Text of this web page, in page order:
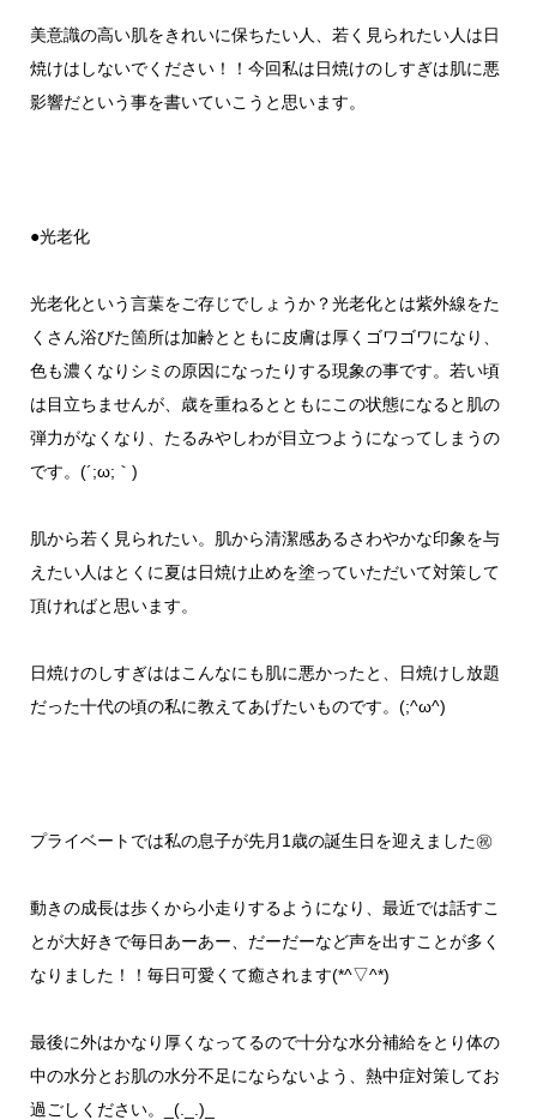
美意識の高い肌をきれいに保ちたい人、若く見られたい人は日
焼けはしないでください！！今回私は日焼けのしすぎは肌に悪
影響だという事を書いていこうと思います。
●光老化
光老化という言葉をご存じでしょうか？光老化とは紫外線をた
くさん浴びた箇所は加齢とともに皮膚は厚くゴワゴワになり、
色も濃くなりシミの原因になったりする現象の事です。若い頃
は目立ちませんが、歳を重ねるとともにこの状態になると肌の
弾力がなくなり、たるみやしわが目立つようになってしまうの
です。(´;ω;｀)
肌から若く見られたい。肌から清潔感あるさわやかな印象を与
えたい人はとくに夏は日焼け止めを塗っていただいて対策して
頂ければと思います。
日焼けのしすぎははこんなにも肌に悪かったと、日焼けし放題
だった十代の頃の私に教えてあげたいものです。(;^ω^)
プライベートでは私の息子が先月1歳の誕生日を迎えました㊗
動きの成長は歩くから小走りするようになり、最近では話すこ
とが大好きで毎日あーあー、だーだーなど声を出すことが多く
なりました！！毎日可愛くて癒されます(*^▽^*)
最後に外はかなり厚くなってるので十分な水分補給をとり体の
中の水分とお肌の水分不足にならないよう、熱中症対策してお
過ごしください。_(._.)_